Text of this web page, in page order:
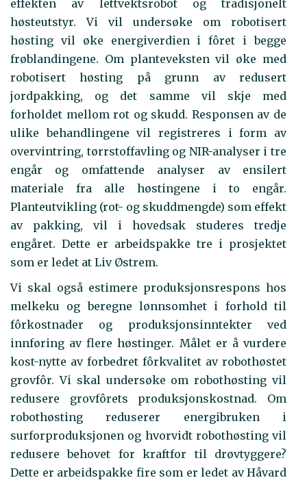
effekten av lettvektsrobot og tradisjonelt
høsteutstyr. Vi vil undersøke om robotisert
høsting vil øke energiverdien i fôret i begge
frøblandingene. Om planteveksten vil øke med
robotisert høsting på grunn av redusert
jordpakking, og det samme vil skje med
forholdet mellom rot og skudd. Responsen av de
ulike behandlingene vil registreres i form av
overvintring, tørrstoffavling og NIR-analyser i tre
engår og omfattende analyser av ensilert
materiale fra alle høstingene i to engår.
Planteutvikling (rot- og skuddmengde) som effekt
av pakking, vil i hovedsak studeres tredje
engåret. Dette er arbeidspakke tre i prosjektet
som er ledet at Liv Østrem.
Vi skal også estimere produksjonsrespons hos
melkeku og beregne lønnsomhet i forhold til
fôrkostnader og produksjonsinntekter ved
innføring av flere høstinger. Målet er å vurdere
kost-nytte av forbedret fôrkvalitet av robothøstet
grovfôr. Vi skal undersøke om robothøsting vil
redusere grovfôrets produksjonskostnad. Om
robothøsting reduserer energibruken i
surforproduksjonen og hvorvidt robothøsting vil
redusere behovet for kraftfor til drøvtyggere?
Dette er arbeidspakke fire som er ledet av Håvard